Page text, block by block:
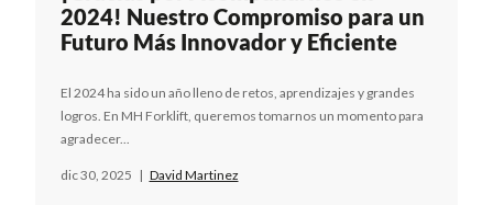
2024! Nuestro Compromiso para un
Futuro Más Innovador y Eficiente
El 2024 ha sido un año lleno de retos, aprendizajes y grandes
logros. En MH Forklift, queremos tomarnos un momento para
agradecer...
dic 30, 2025 | David Martinez